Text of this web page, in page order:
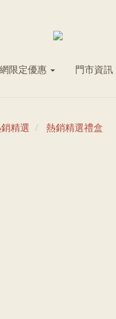
限定優惠 門市資訊
精選 熱銷精選禮盒